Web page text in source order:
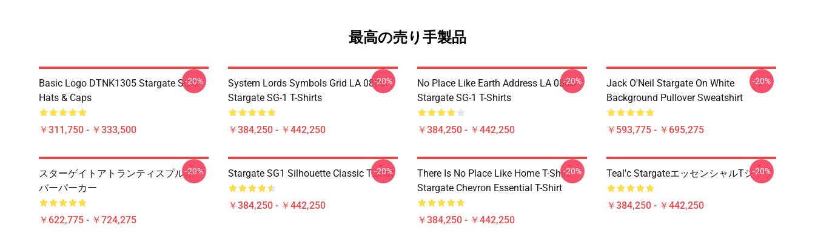
最高の売り手製品
Basic Logo DTNK1305 Stargate SG-1
Hats & Caps
￥311,750 - ￥333,500
-20%
System Lords Symbols Grid LA 0805
Stargate SG-1 T-Shirts
￥384,250 - ￥442,250
-20%
No Place Like Earth Address LA 0805
Stargate SG-1 T-Shirts
￥384,250 - ￥442,250
-20%
Jack O'Neil Stargate On White
Background Pullover Sweatshirt
￥593,775 - ￥695,275
-20%
スターゲイトアトランティスプルオー
バーパーカー
￥622,775 - ￥724,275
-20% Stargate SG1 Silhouette Classic T-Shirt
￥384,250 - ￥442,250
-20%
There Is No Place Like Home T-Shirt
Stargate Chevron Essential T-Shirt
￥384,250 - ￥442,250
-20% Teal'c StargateエッセンシャルTシャツ
￥384,250 - ￥442,250
-20%